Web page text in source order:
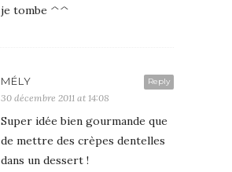
je tombe ^^
Reply
MÉLY
30 décembre 2011 at 14:08
Super idée bien gourmande que
de mettre des crèpes dentelles
dans un dessert !